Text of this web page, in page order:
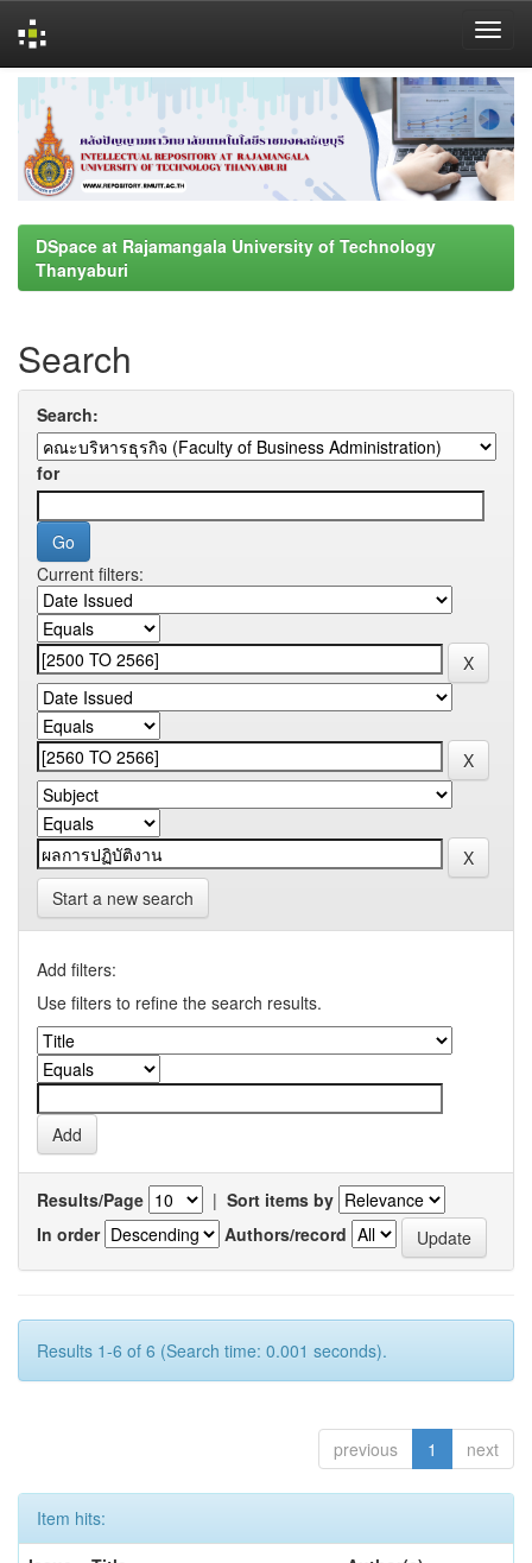
navigation
DSpace at Rajamangala University of Technology
Thanyaburi
Search
Search:
for
Current filters:
Start a new search
Add filters:
Use filters to refine the search results.
Results/Page | Sort items by
In order
Authors/record
Results 1-6 of 6 (Search time: 0.001 seconds).
previous 1 next
Item hits: